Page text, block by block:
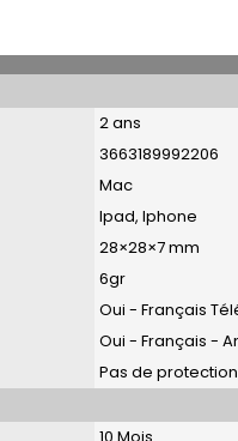
2 ans
3663189992206
Mac
Ipad, Iphone
28×28×7 mm
6gr
Oui - Français
Oui - Français -
Pas de protection